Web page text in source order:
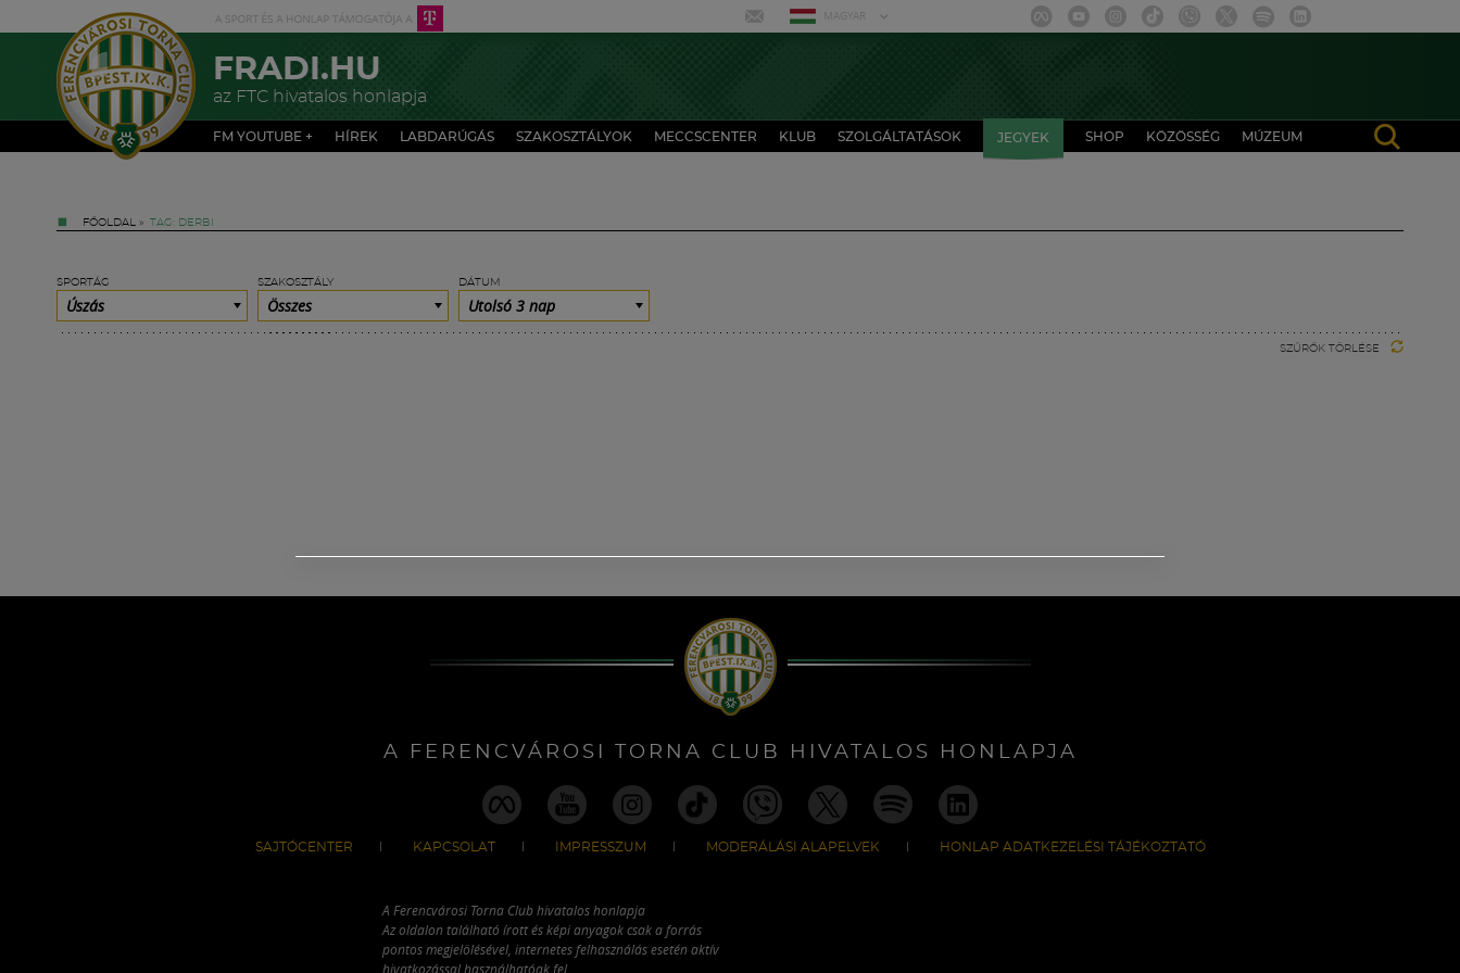
MAGYAR
FRADI.HU
az FTC hivatalos honlapja
FM YOUTUBE + HÍREK LABDARÚGÁS SZAKOSZTÁLYOK MECCSCENTER KLUB SZOLGÁLTATÁSOK JEGYEK SHOP KÖZÖSSÉG MÚZEUM
FŐOLDAL » TAG: DERBI
SPORTÁG
Úszás
SZAKOSZTÁLY
Összes
DÁTUM
Utolsó 3 nap
SZŰRŐK TÖRLÉSE
A FERENCVÁROSI TORNA CLUB HIVATALOS HONLAPJA
SAJTÓCENTER KAPCSOLAT IMPRESSZUM MODERÁLÁSI ALAPELVEK HONLAP ADATKEZELÉSI TÁJÉKOZTATÓ
A Ferencvárosi Torna Club hivatalos honlapja
Az oldalon található írott és képi anyagok csak a forrás
pontos megjelölésével, internetes felhasználás esetén aktív
hivatkozással használhatóak fel.